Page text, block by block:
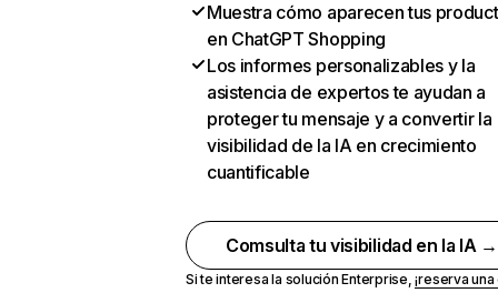
Muestra cómo aparecen tus
en ChatGPT Shopping
Los informes personalizables y la
asistencia de expertos te ayudan a
proteger tu mensaje y a convertir la
visibilidad de la IA en crecimiento
cuantificable
Comsulta tu visibilidad en la IA →
Si te interesa la solución Enterprise,¡reserva